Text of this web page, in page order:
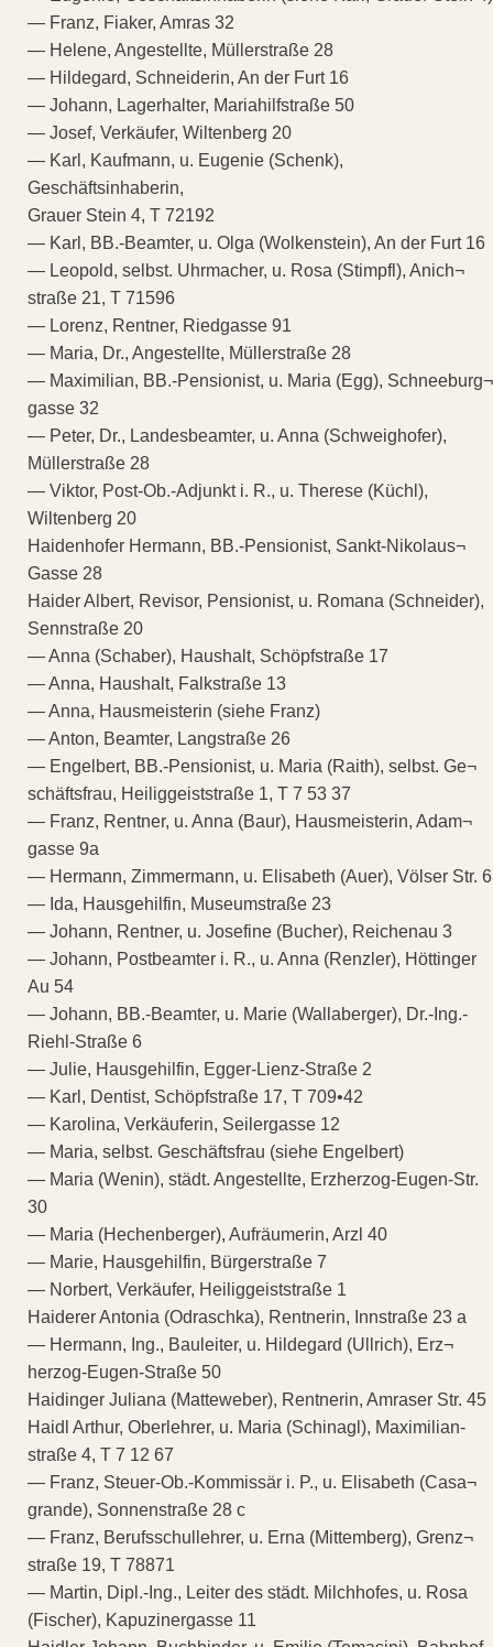
— Franz, Fiaker, Amras 32
— Helene, Angestellte, Müllerstraße 28
— Hildegard, Schneiderin, An der Furt 16
— Johann, Lagerhalter, Mariahilfstraße 50
— Josef, Verkäufer, Wiltenberg 20
— Karl, Kaufmann, u. Eugenie (Schenk),
Geschäftsinhaberin,
Grauer Stein 4, T 72192
— Karl, BB.-Beamter, u. Olga (Wolkenstein), An der Furt 16
— Leopold, selbst. Uhrmacher, u. Rosa (Stimpfl), Anich¬
straße 21, T 71596
— Lorenz, Rentner, Riedgasse 91
— Maria, Dr., Angestellte, Müllerstraße 28
— Maximilian, BB.-Pensionist, u. Maria (Egg), Schneeburg¬
gasse 32
— Peter, Dr., Landesbeamter, u. Anna (Schweighofer),
Müllerstraße 28
— Viktor, Post-Ob.-Adjunkt i. R., u. Therese (Küchl),
Wiltenberg 20
Haidenhofer Hermann, BB.-Pensionist, Sankt-Nikolaus¬
Gasse 28
Haider Albert, Revisor, Pensionist, u. Romana (Schneider),
Sennstraße 20
— Anna (Schaber), Haushalt, Schöpfstraße 17
— Anna, Haushalt, Falkstraße 13
— Anna, Hausmeisterin (siehe Franz)
— Anton, Beamter, Langstraße 26
— Engelbert, BB.-Pensionist, u. Maria (Raith), selbst. Ge¬
schäftsfrau, Heiliggeiststraße 1, T 7 53 37
— Franz, Rentner, u. Anna (Baur), Hausmeisterin, Adam¬
gasse 9a
— Hermann, Zimmermann, u. Elisabeth (Auer), Völser Str. 6
— Ida, Hausgehilfin, Museumstraße 23
— Johann, Rentner, u. Josefine (Bucher), Reichenau 3
— Johann, Postbeamter i. R., u. Anna (Renzler), Höttinger
Au 54
— Johann, BB.-Beamter, u. Marie (Wallaberger), Dr.-Ing.-
Riehl-Straße 6
— Julie, Hausgehilfin, Egger-Lienz-Straße 2
— Karl, Dentist, Schöpfstraße 17, T 709•42
— Karolina, Verkäuferin, Seilergasse 12
— Maria, selbst. Geschäftsfrau (siehe Engelbert)
— Maria (Wenin), städt. Angestellte, Erzherzog-Eugen-Str.
30
— Maria (Hechenberger), Aufräumerin, Arzl 40
— Marie, Hausgehilfin, Bürgerstraße 7
— Norbert, Verkäufer, Heiliggeiststraße 1
Haiderer Antonia (Odraschka), Rentnerin, Innstraße 23 a
— Hermann, Ing., Bauleiter, u. Hildegard (Ullrich), Erz¬
herzog-Eugen-Straße 50
Haidinger Juliana (Matteweber), Rentnerin, Amraser Str. 45
Haidl Arthur, Oberlehrer, u. Maria (Schinagl), Maximilian-
straße 4, T 7 12 67
— Franz, Steuer-Ob.-Kommissär i. P., u. Elisabeth (Casa¬
grande), Sonnenstraße 28 c
— Franz, Berufsschullehrer, u. Erna (Mittemberg), Grenz¬
straße 19, T 78871
— Martin, Dipl.-Ing., Leiter des städt. Milchhofes, u. Rosa
(Fischer), Kapuzinergasse 11